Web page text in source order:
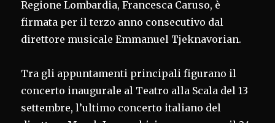
Regione Lombardia, Francesca Caruso, è
firmata per il terzo anno consecutivo dal
direttore musicale Emmanuel Tjeknavorian.
Tra gli appuntamenti principali figurano il
concerto inaugurale al Teatro alla Scala del 13
settembre, l’ultimo concerto italiano del